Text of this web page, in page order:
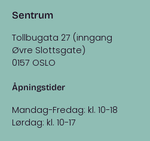
Sentrum
Tollbugata 27 (inngang
Øvre Slottsgate)
0157 OSLO
Åpningstider
Mandag-Fredag: kl. 10-18
Lørdag: kl. 10-17